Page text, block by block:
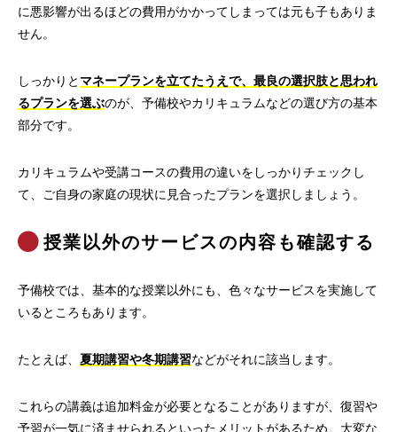
に悪影響が出るほどの費用がかかってしまっては元も子もありま
せん。
しっかりと マネープランを立てたうえで、最良の選択肢と思われ
るプランを選ぶのが、予備校やカリキュラムなどの選び方の基本
部分です。
カリキュラムや受講コースの費用の違いをしっかりチェックし
て、ご自身の家庭の現状に見合ったプランを選択しましょう。
授業以外のサービスの内容も確認する
予備校では、基本的な授業以外にも、色々なサービスを実施して
いるところもあります。
たとえば、 夏期講習や冬期講習などがそれに該当します。
これらの講義は追加料金が必要となることがありますが、復習や
予習が一気に済ませられるといったメリットがあるため、大変な